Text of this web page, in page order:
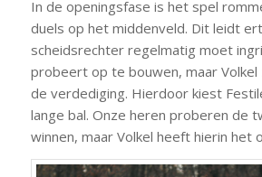
In de openingsfase is het spel
duels op het middenveld. Dit leidt
scheidsrechter regelmatig moet
probeert op te bouwen, maar
de verdediging. Hierdoor kiest
lange bal. Onze heren proberen de
winnen, maar Volkel heeft hierin het